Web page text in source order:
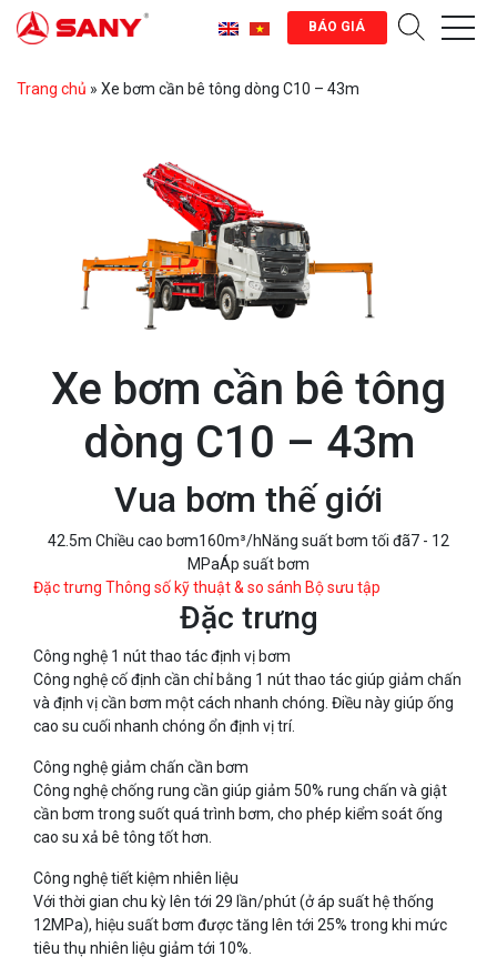
BÁO GIÁ
Trang chủ » Xe bơm cần bê tông dòng C10 – 43m
Xe bơm cần bê tông
dòng C10 – 43m
Vua bơm thế giới
42.5m Chiều cao bơm160m³/hNăng suất bơm tối đã7 - 12
MPaÁp suất bơm
Đặc trưng Thông số kỹ thuật & so sánh Bộ sưu tập
Đặc trưng
Công nghệ 1 nút thao tác định vị bơm
Công nghệ cố định cần chỉ bằng 1 nút thao tác giúp giảm chấn
và định vị cần bơm một cách nhanh chóng. Điều này giúp ống
cao su cuối nhanh chóng ổn định vị trí.
Công nghệ giảm chấn cần bơm
Công nghệ chống rung cần giúp giảm 50% rung chấn và giật
cần bơm trong suốt quá trình bơm, cho phép kiểm soát ống
cao su xả bê tông tốt hơn.
Công nghệ tiết kiệm nhiên liệu
Với thời gian chu kỳ lên tới 29 lần/phút (ở áp suất hệ thống
12MPa), hiệu suất bơm được tăng lên tới 25% trong khi mức
tiêu thụ nhiên liệu giảm tới 10%.